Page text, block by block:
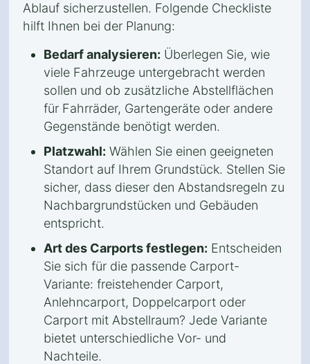
Ablauf sicherzustellen. Folgende Checkliste
hilft Ihnen bei der Planung:
Bedarf analysieren: Überlegen Sie, wie
viele Fahrzeuge untergebracht werden
sollen und ob zusätzliche Abstellflächen
für Fahrräder, Gartengeräte oder andere
Gegenstände benötigt werden.
Platzwahl: Wählen Sie einen geeigneten
Standort auf Ihrem Grundstück. Stellen Sie
sicher, dass dieser den Abstandsregeln zu
Nachbargrundstücken und Gebäuden
entspricht.
Art des Carports festlegen: Entscheiden
Sie sich für die passende Carport-
Variante: freistehender Carport,
Anlehncarport, Doppelcarport oder
Carport mit Abstellraum? Jede Variante
bietet unterschiedliche Vor- und
Nachteile.